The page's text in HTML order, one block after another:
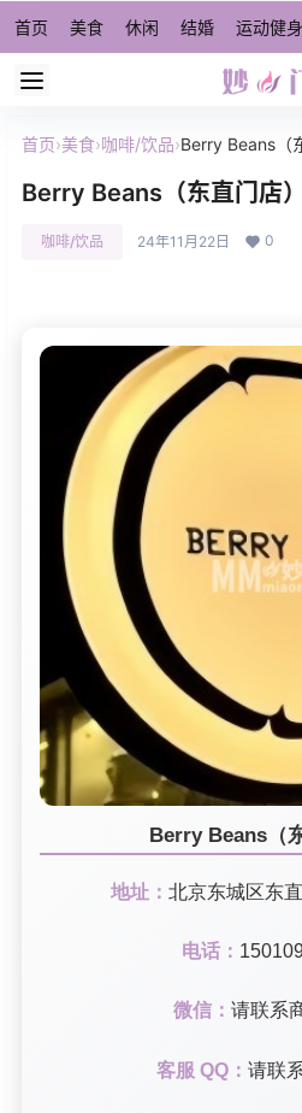
首页 美食 休闲 结婚 运动健身
首页›美食›咖啡/饮品›Berry Beans（
Berry Beans（东直门店）
咖啡/饮品 24年11月22日 0
Berry Beans（
地址： 北京东城区东
电话：
微信： 请联系
客服 QQ： 请联